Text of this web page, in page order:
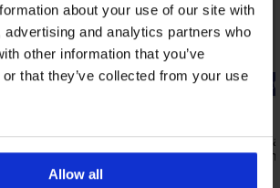
about your use of our site with
advertising and analytics partners who
other information that you’ve
that they’ve collected from your use
Allow all
Anemone nevystužená
-20% BRA20